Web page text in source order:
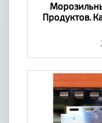
Продуктов.
-18...до -